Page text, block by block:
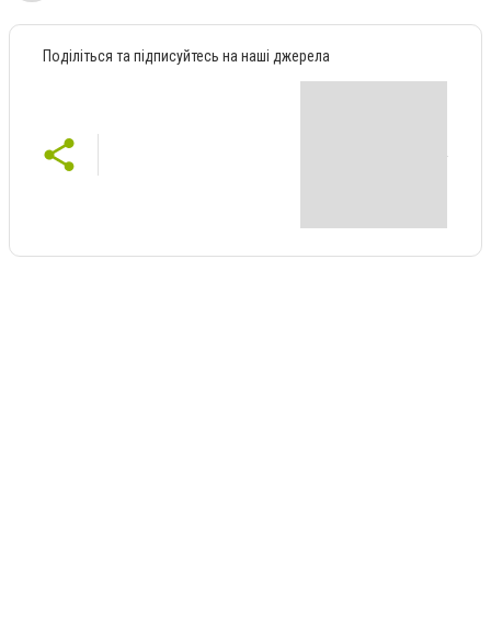
Поділіться та підписуйтесь на наші джерела